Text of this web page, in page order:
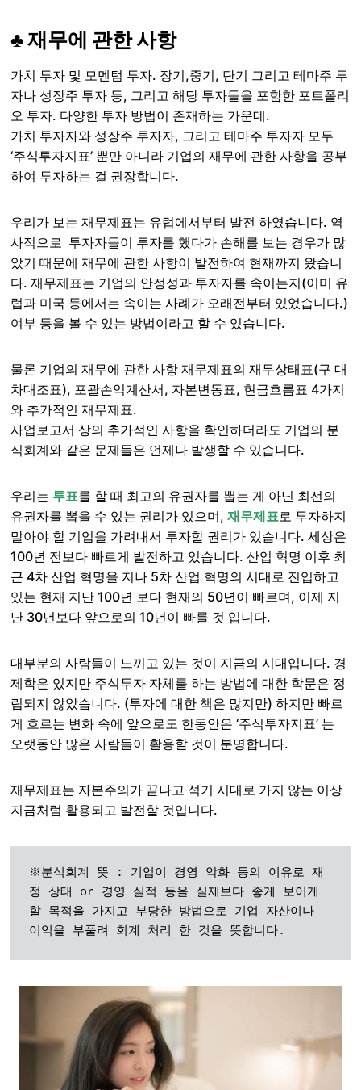
♣ 재무에 관한 사항
가치 투자 및 모멘텀 투자. 장기,중기, 단기 그리고 테마주 투
자나 성장주 투자 등, 그리고 해당 투자들을 포함한 포트폴리
오 투자. 다양한 투자 방법이 존재하는 가운데.
가치 투자자와 성장주 투자자, 그리고 테마주 투자자 모두
‘주식투자지표’ 뿐만 아니라 기업의 재무에 관한 사항을 공부
하여 투자하는 걸 권장합니다.
우리가 보는 재무제표는 유럽에서부터 발전 하였습니다. 역
사적으로 투자자들이 투자를 했다가 손해를 보는 경우가 많
았기 때문에 재무에 관한 사항이 발전하여 현재까지 왔습니
다. 재무제표는 기업의 안정성과 투자자를 속이는지(이미 유
럽과 미국 등에서는 속이는 사례가 오래전부터 있었습니다.)
여부 등을 볼 수 있는 방법이라고 할 수 있습니다.
물론 기업의 재무에 관한 사항 재무제표의 재무상태표(구 대
차대조표), 포괄손익계산서, 자본변동표, 현금흐름표 4가지
와 추가적인 재무제표.
사업보고서 상의 추가적인 사항을 확인하더라도 기업의 분
식회계와 같은 문제들은 언제나 발생할 수 있습니다.
우리는 투표를 할 때 최고의 유권자를 뽑는 게 아닌 최선의
유권자를 뽑을 수 있는 권리가 있으며,재무제표로 투자하지
말아야 할 기업을 가려내서 투자할 권리가 있습니다. 세상은
100년 전보다 빠르게 발전하고 있습니다. 산업 혁명 이후 최
근 4차 산업 혁명을 지나 5차 산업 혁명의 시대로 진입하고
있는 현재 지난 100년 보다 현재의 50년이 빠르며, 이제 지
난 30년보다 앞으로의 10년이 빠를 것 입니다.
대부분의 사람들이 느끼고 있는 것이 지금의 시대입니다. 경
제학은 있지만 주식투자 자체를 하는 방법에 대한 학문은 정
립되지 않았습니다. (투자에 대한 책은 많지만) 하지만 빠르
게 흐르는 변화 속에 앞으로도 한동안은 ‘주식투자지표’ 는
오랫동안 많은 사람들이 활용할 것이 분명합니다.
재무제표는 자본주의가 끝나고 석기 시대로 가지 않는 이상
지금처럼 활용되고 발전할 것입니다.
※분식회계 뜻 : 기업이 경영 악화 등의 이유로 재
정 상태 or 경영 실적 등을 실제보다 좋게 보이게
할 목적을 가지고 부당한 방법으로 기업 자산이나
이익을 부풀려 회계 처리 한 것을 뜻합니다.